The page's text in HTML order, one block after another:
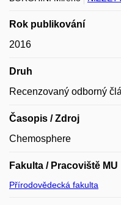
Rok publikování
2016
Druh
Recenzovaný odborný
Časopis / Zdroj
Chemosphere
Fakulta / Pracoviště MU
Přírodovědecká fakulta